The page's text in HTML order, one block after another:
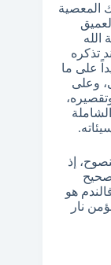
المعصية
تذكره
على ما
وعلى
إذ
هو
نار